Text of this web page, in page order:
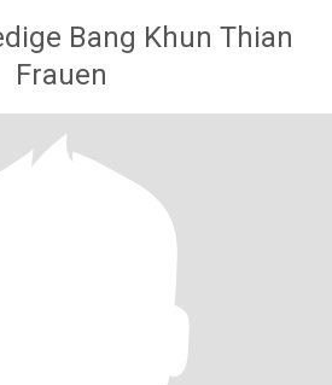
Bang Khun Thian
Frauen